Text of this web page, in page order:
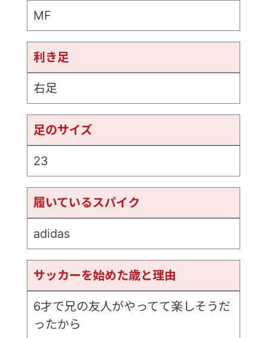
MF
利き足
右足
足のサイズ
23
履いているスパイク
adidas
サッカーを始めた歳と理由
6才で兄の友人がやってて楽しそうだ
ったから